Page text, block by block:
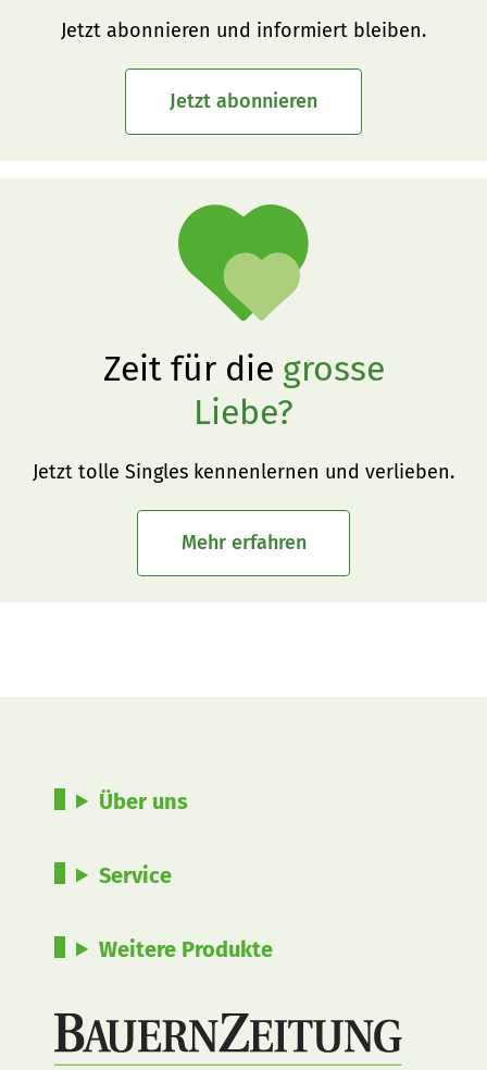
Jetzt abonnieren und informiert bleiben.
Jetzt abonnieren
Zeit für die grosse
Liebe?
Jetzt tolle Singles kennenlernen und verlieben.
Mehr erfahren
Über uns
Service
Weitere Produkte